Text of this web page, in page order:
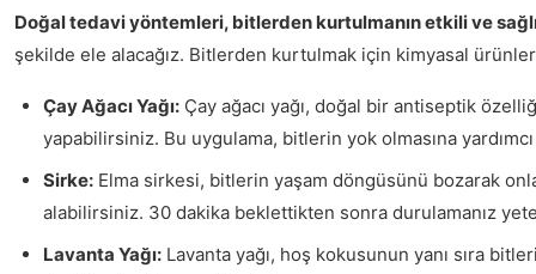
Doğal tedavi yöntemleri, bitlerden kurtulmanın etkili ve
şekilde ele alacağız. Bitlerden kurtulmak için kimyasal
Çay Ağacı Yağı: Çay ağacı yağı, doğal bir antiseptik
yapabilirsiniz. Bu uygulama, bitlerin yok olmasına yardımcı
Sirke: Elma sirkesi, bitlerin yaşam döngüsünü bozarak
alabilirsiniz. 30 dakika beklettikten sonra durulamanız
Lavanta Yağı: Lavanta yağı, hoş kokusunun yanı sıra